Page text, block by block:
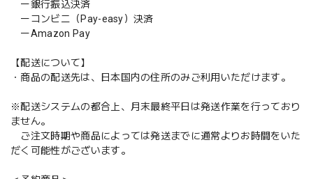
ー銀行振込決済
ーコンビニ（Pay-easy）決済
ーAmazon Pay
【配送について】
・商品の配送先は、日本国内の住所のみご利用いただけます。
※配送システムの都合上、月末最終平日は発送作業を行っており
ません。
ご注文時期や商品によっては発送までに通常よりお時間をいた
だく可能性がございます。